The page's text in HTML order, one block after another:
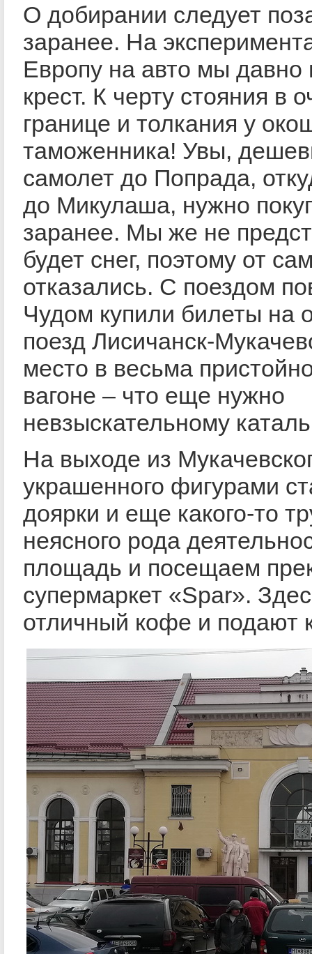
О добирании следует
заранее. На
Европу на авто мы давно
крест. К черту стояния в
границе и толкания у
таможенника! Увы,
самолет до Попрада,
до Микулаша, нужно
заранее. Мы же не
будет снег, поэтому от
отказались. С поездом
Чудом купили билеты на
поезд Лисичанск-
место в весьма
вагоне – что еще нужно
невзыскательному
На выходе из
украшенного фигурами
доярки и еще какого-то
неясного рода
площадь и посещаем
супермаркет «Spar».
отличный кофе и подают